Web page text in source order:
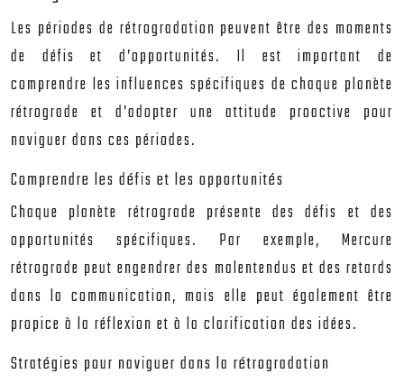
Les périodes de rétrogradation peuvent être des moments
de défis et d’opportunités. Il est important de
comprendre les influences spécifiques de chaque planète
rétrograde et d’adopter une attitude proactive pour
naviguer dans ces périodes.
Comprendre les défis et les opportunités
Chaque planète rétrograde présente des défis et des
opportunités spécifiques. Par exemple, Mercure
rétrograde peut engendrer des malentendus et des retards
dans la communication, mais elle peut également être
propice à la réflexion et à la clarification des idées.
Stratégies pour naviguer dans la rétrogradation